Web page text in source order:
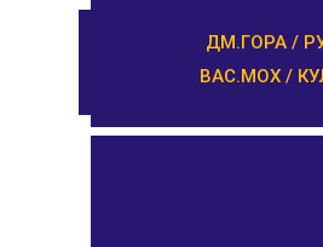
ПРОЛЕТАРКА /
ДМ.ГОРА /
ВАС.МОХ /